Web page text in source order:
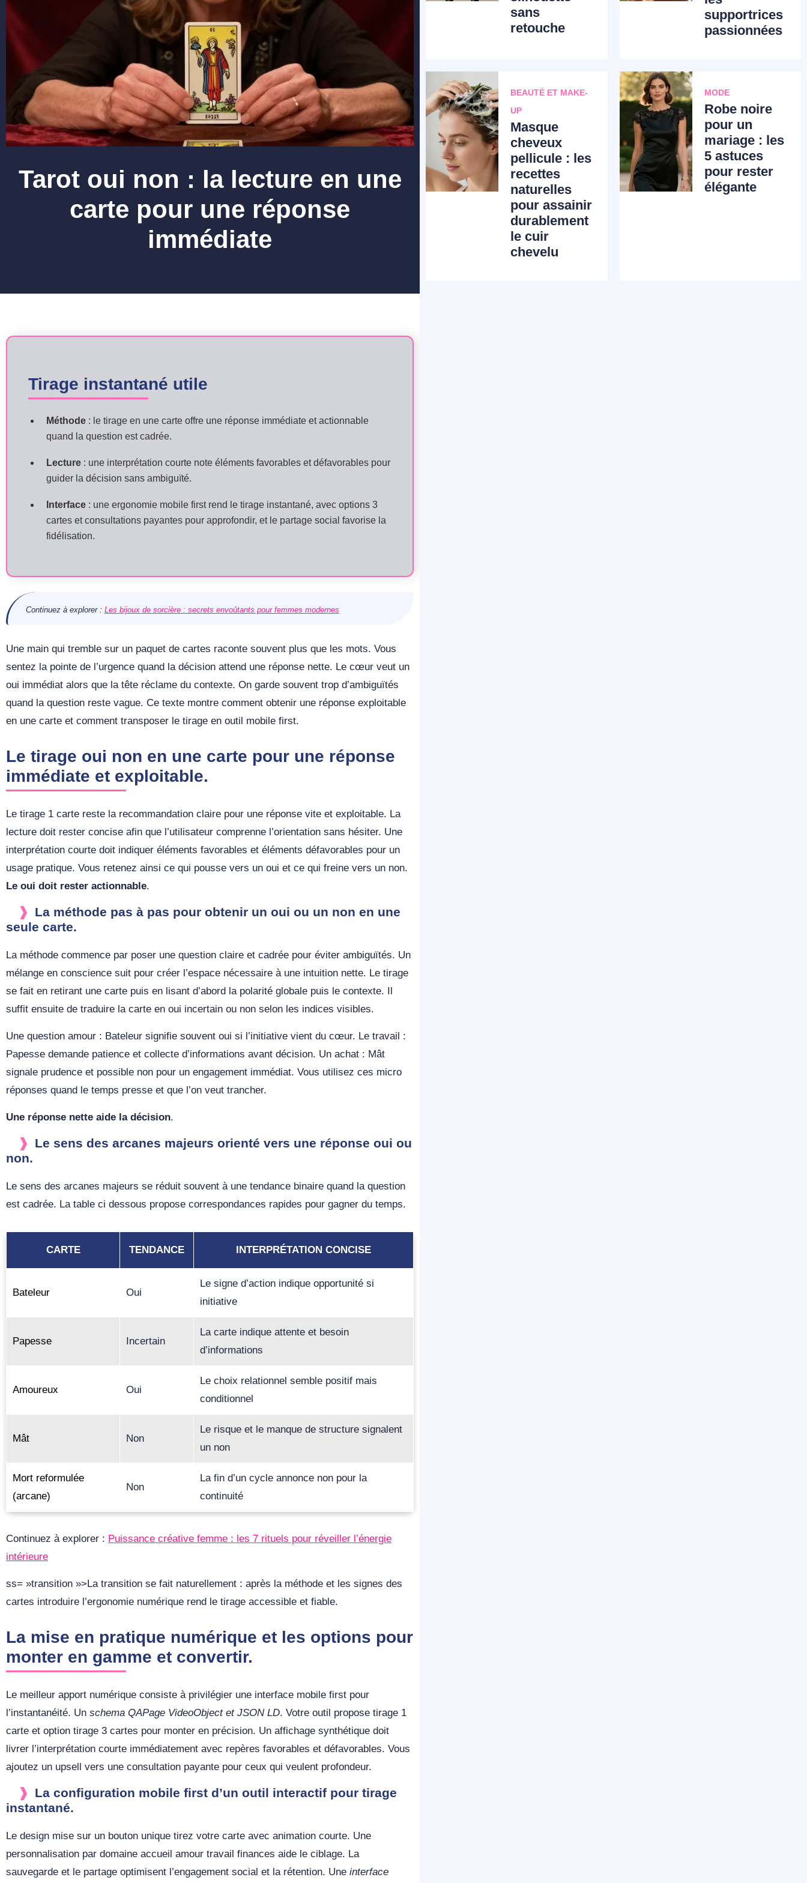
Tarot oui non : la lecture en une
carte pour une réponse
immédiate
Tirage instantané utile
Méthode : le tirage en une carte offre une réponse immédiate et actionnable
quand la question est cadrée.
Lecture : une interprétation courte note éléments favorables et défavorables pour
guider la décision sans ambiguïté.
Interface : une ergonomie mobile first rend le tirage instantané, avec options 3
cartes et consultations payantes pour approfondir, et le partage social favorise la
fidélisation.
Continuez à explorer : Les bijoux de sorcière : secrets envoûtants pour femmes modernes
Une main qui tremble sur un paquet de cartes raconte souvent plus que les mots. Vous
sentez la pointe de l’urgence quand la décision attend une réponse nette. Le cœur veut un
oui immédiat alors que la tête réclame du contexte. On garde souvent trop d’ambiguïtés
quand la question reste vague. Ce texte montre comment obtenir une réponse exploitable
en une carte et comment transposer le tirage en outil mobile first.
Le tirage oui non en une carte pour une réponse
immédiate et exploitable.
Le tirage 1 carte reste la recommandation claire pour une réponse vite et exploitable. La
lecture doit rester concise afin que l’utilisateur comprenne l’orientation sans hésiter. Une
interprétation courte doit indiquer éléments favorables et éléments défavorables pour un
usage pratique. Vous retenez ainsi ce qui pousse vers un oui et ce qui freine vers un non.
Le oui doit rester actionnable.
La méthode pas à pas pour obtenir un oui ou un non en une
seule carte.
La méthode commence par poser une question claire et cadrée pour éviter ambiguïtés. Un
mélange en conscience suit pour créer l’espace nécessaire à une intuition nette. Le tirage
se fait en retirant une carte puis en lisant d’abord la polarité globale puis le contexte. Il
suffit ensuite de traduire la carte en oui incertain ou non selon les indices visibles.
Une question amour : Bateleur signifie souvent oui si l’initiative vient du cœur. Le travail :
Papesse demande patience et collecte d’informations avant décision. Un achat : Mât
signale prudence et possible non pour un engagement immédiat. Vous utilisez ces micro
réponses quand le temps presse et que l’on veut trancher.
Une réponse nette aide la décision.
Le sens des arcanes majeurs orienté vers une réponse oui ou
non.
Le sens des arcanes majeurs se réduit souvent à une tendance binaire quand la question
est cadrée. La table ci dessous propose correspondances rapides pour gagner du temps.
CARTE TENDANCE INTERPRÉTATION CONCISE
Bateleur Oui
Le signe d’action indique opportunité si
initiative
Papesse Incertain
La carte indique attente et besoin
d’informations
Amoureux Oui
Le choix relationnel semble positif mais
conditionnel
Mât Non
Le risque et le manque de structure signalent
un non
Mort reformulée
(arcane)
Non
La fin d’un cycle annonce non pour la
continuité
Continuez à explorer : Puissance créative femme : les 7 rituels pour réveiller l’énergie
intérieure
ss= »transition »>La transition se fait naturellement : après la méthode et les signes des
cartes introduire l’ergonomie numérique rend le tirage accessible et fiable.
La mise en pratique numérique et les options pour
monter en gamme et convertir.
Le meilleur apport numérique consiste à privilégier une interface mobile first pour
l’instantanéité. Un schema QAPage VideoObject et JSON LD. Votre outil propose tirage 1
carte et option tirage 3 cartes pour monter en précision. Un affichage synthétique doit
livrer l’interprétation courte immédiatement avec repères favorables et défavorables. Vous
ajoutez un upsell vers une consultation payante pour ceux qui veulent profondeur.
La configuration mobile first d’un outil interactif pour tirage
instantané.
Le design mise sur un bouton unique tirez votre carte avec animation courte. Une
personnalisation par domaine accueil amour travail finances aide le ciblage. La
sauvegarde et le partage optimisent l’engagement social et la rétention. Une interface
sans
retouche
supportrices
passionnées
BEAUTÉ ET MAKE-
UP
Masque
cheveux
pellicule : les
recettes
naturelles
pour assainir
durablement
le cuir
chevelu
MODE
Robe noire
pour un
mariage : les
5 astuces
pour rester
élégante